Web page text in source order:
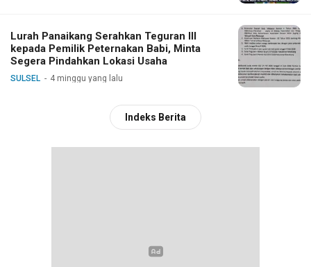
Lurah Panaikang Serahkan Teguran III
kepada Pemilik Peternakan Babi, Minta
Segera Pindahkan Lokasi Usaha
SULSEL 4 minggu yang lalu
Indeks Berita